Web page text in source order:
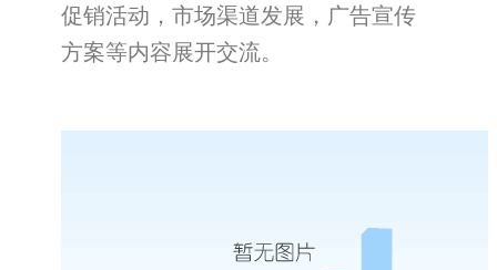
促销活动，市场渠道发展，广告宣传
方案等内容展开交流。